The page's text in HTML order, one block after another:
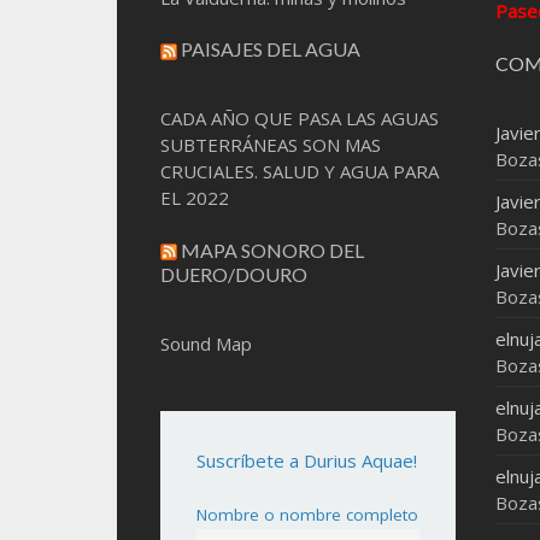
PAISAJES DEL AGUA
CADA AÑO QUE PASA LAS AGUAS
SUBTERRÁNEAS SON MAS
CRUCIALES. SALUD Y AGUA PARA
EL 2022
MAPA SONORO DEL
DUERO/DOURO
Sound Map
Suscríbete a Durius Aquae!
Nombre o nombre completo
Javier
Javier
Javier